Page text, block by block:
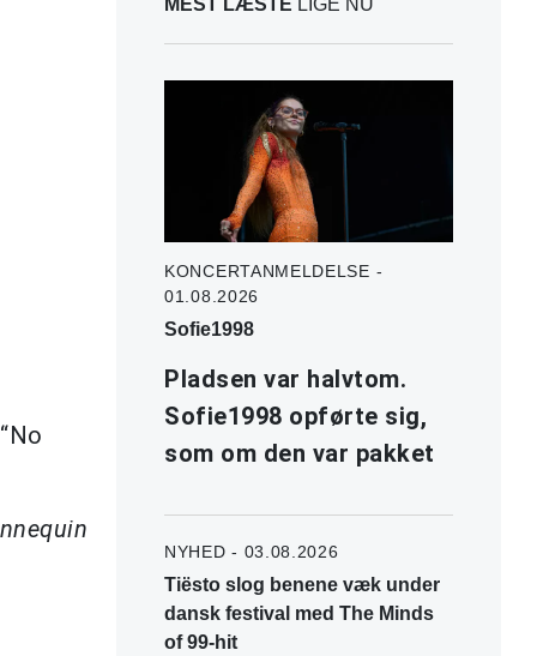
KONCERTANMELDELSE -
01.08.2026
Sofie1998
Pladsen var halvtom.
Sofie1998 opførte sig,
som om den var pakket
NYHED - 03.08.2026
Tiësto slog benene væk under
dansk festival med The Minds
of 99-hit